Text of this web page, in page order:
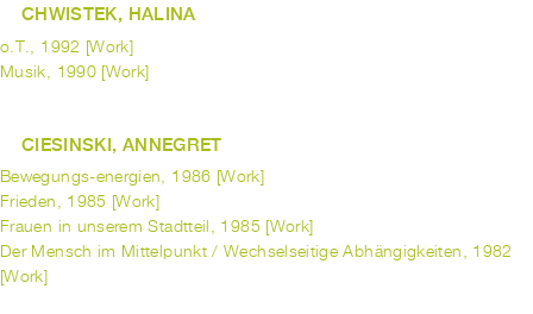
CHWISTEK, HALINA
o.T., 1992 [Work]
Musik, 1990 [Work]
CIESINSKI, ANNEGRET
Bewegungs-energien, 1986 [Work]
Frieden, 1985 [Work]
Frauen in unserem Stadtteil, 1985 [Work]
Der Mensch im Mittelpunkt / Wechselseitige Abhängigkeiten, 1982
[Work]